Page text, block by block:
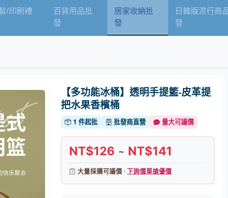
/印刷禮
百貨用品批
發
居家收納批
發
日韓版流行商
發
【多功能冰桶】透明手提籃-皮革提
把水果香檳桶
1 件起批 批發商直營 量大可議價
NT$126 ~ NT$141
大量採購可議價 ·下詢價單搶優價